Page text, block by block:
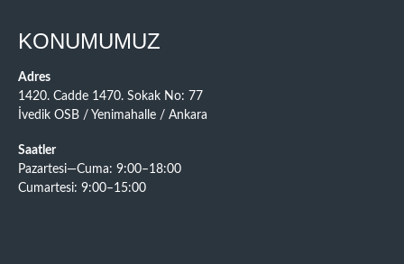
KONUMUMUZ
Adres
1420. Cadde 1470. Sokak No: 77
İvedik OSB / Yenimahalle / Ankara
Saatler
Pazartesi—Cuma: 9:00–18:00
Cumartesi: 9:00–15:00